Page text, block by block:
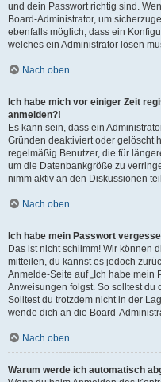
und dein Passwort richtig sind.
Board-Administrator, um
ebenfalls möglich, dass ein
welches ein Administrator lösen
Nach oben
Ich habe mich vor einiger Zeit
anmelden?!
Es kann sein, dass ein
Gründen deaktiviert oder gelöscht
regelmäßig Benutzer, die für
um die Datenbankgröße zu
nimm aktiv an den Diskussionen
Nach oben
Ich habe mein Passwort
Das ist nicht schlimm! Wir können
mitteilen, du kannst es jedoch
Anmelde-Seite auf „Ich habe mein
Anweisungen folgst. So solltest
Solltest du trotzdem nicht in der
wende dich an die Board-
Nach oben
Warum werde ich automatisch